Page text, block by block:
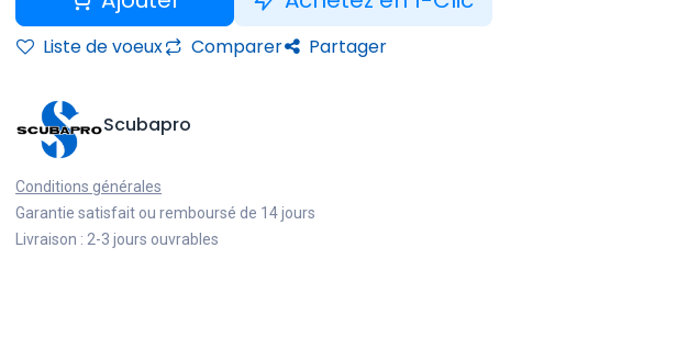
Liste de voeux Comparer Partager
Scubapro
Conditions générales
Garantie satisfait ou remboursé de 14 jours
Livraison : 2-3 jours ouvrables